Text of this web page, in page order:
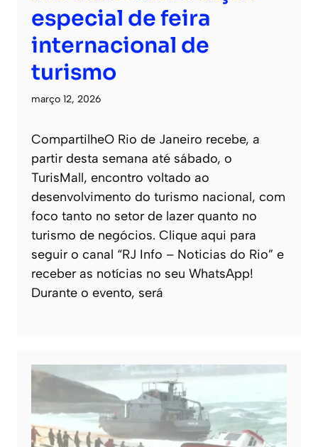
especial de feira
internacional de
turismo
março 12, 2026
CompartilheO Rio de Janeiro recebe, a
partir desta semana até sábado, o
TurisMall, encontro voltado ao
desenvolvimento do turismo nacional, com
foco tanto no setor de lazer quanto no
turismo de negócios. Clique aqui para
seguir o canal “RJ Info – Noticias do Rio” e
receber as notícias no seu WhatsApp!
Durante o evento, será